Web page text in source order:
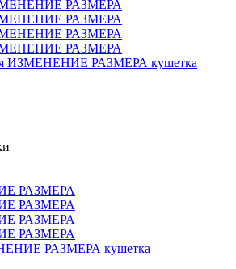
ИЗМЕНЕНИЕ РАЗМЕРА кушетка
РАЗМЕРА кушетка